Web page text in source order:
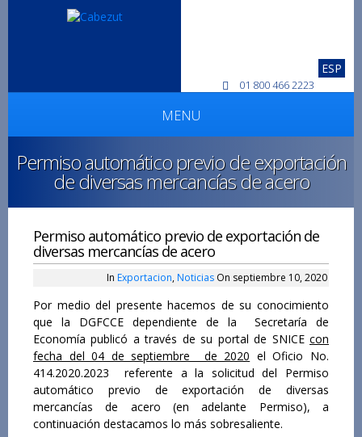
ESP
01 800 466 2223
MENU
Permiso automático previo de exportación
de diversas mercancías de acero
Permiso automático previo de exportación de
diversas mercancías de acero
In Exportacion, Noticias On septiembre 10, 2020
Por medio del presente hacemos de su conocimiento
que la DGFCCE dependiente de la Secretaría de
Economía publicó a través de su portal de SNICE con
fecha del 04 de septiembre de 2020 el Oficio No.
414.2020.2023 referente a la solicitud del Permiso
automático previo de exportación de diversas
mercancías de acero (en adelante Permiso), a
continuación destacamos lo más sobresaliente.